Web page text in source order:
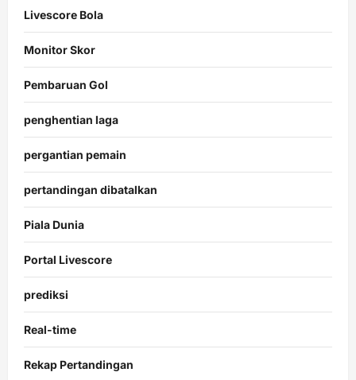
Livescore Bola
Monitor Skor
Pembaruan Gol
penghentian laga
pergantian pemain
pertandingan dibatalkan
Piala Dunia
Portal Livescore
prediksi
Real-time
Rekap Pertandingan